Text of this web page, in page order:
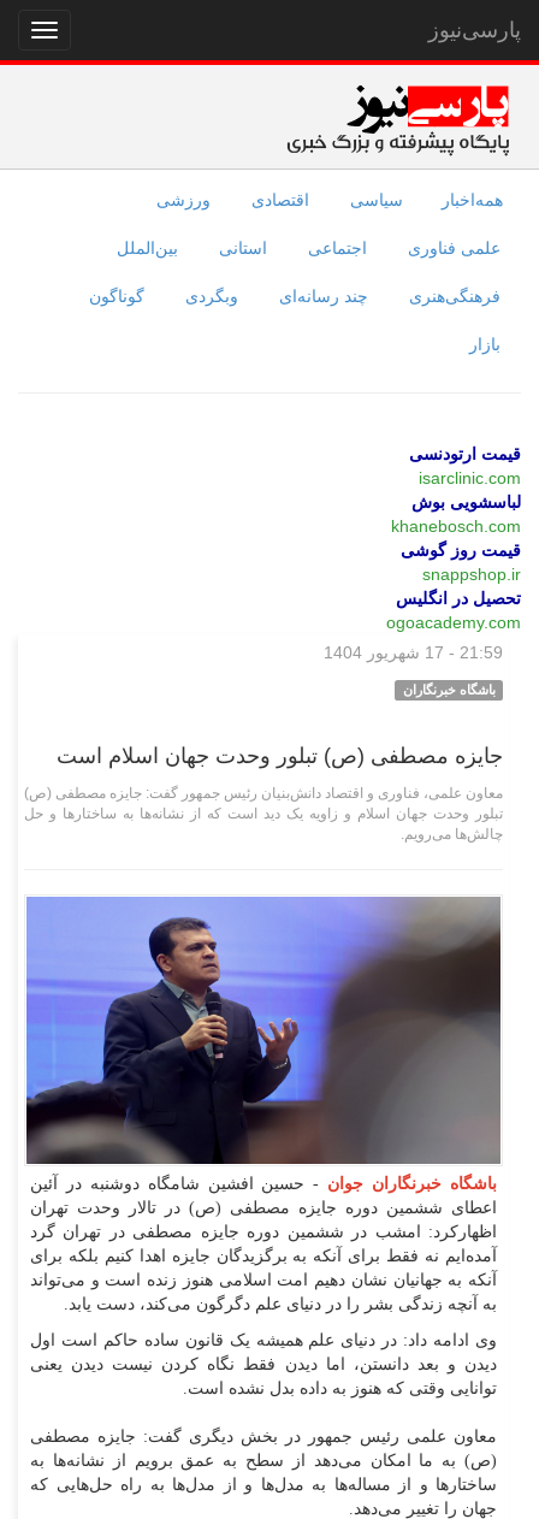
نمایش
منو
پارسی‌نیوز
همه‌اخبار سیاسی اقتصادی ورزشی
علمی فناوری اجتماعی استانی بین‌الملل
فرهنگی‌هنری چند رسانه‌ای وبگردی گوناگون
بازار
قیمت ارتودنسی
isarclinic.com
لباسشویی بوش
khanebosch.com
قیمت روز گوشی
snappshop.ir
تحصیل در انگلیس
ogoacademy.com
21:59 - 17 شهریور 1404
باشگاه خبرنگاران
جایزه مصطفی (ص) تبلور وحدت جهان اسلام است
معاون علمی، فناوری و اقتصاد دانش‌بنیان رئیس جمهور گفت: جایزه مصطفی (ص)
تبلور وحدت جهان اسلام و زاویه یک دید است که از نشانه‌ها به ساختار‌ها و حل
چالش‌ها می‌رویم.
باشگاه خبرنگاران جوان - حسین افشین شامگاه دوشنبه در آئین
اعطای ششمین دوره جایزه مصطفی (ص) در تالار وحدت تهران
اظهارکرد: امشب در ششمین دوره جایزه مصطفی در تهران گرد
آمده‌ایم نه فقط برای آنکه به برگزیدگان جایزه اهدا کنیم بلکه برای
آنکه به جهانیان نشان دهیم امت اسلامی هنوز زنده است و می‌تواند
به آنچه زندگی بشر را در دنیای علم دگرگون می‌کند، دست یابد.
وی ادامه داد: در دنیای علم همیشه یک قانون ساده حاکم است اول
دیدن و بعد دانستن، اما دیدن فقط نگاه کردن نیست دیدن یعنی
توانایی وقتی که هنوز به داده بدل نشده است.
معاون علمی رئیس جمهور در بخش دیگری گفت: جایزه مصطفی
(ص) به ما امکان می‌دهد از سطح به عمق برویم از نشانه‌ها به
ساختار‌ها و از مساله‌ها به مدل‌ها و از مدل‌ها به راه حل‌هایی که
جهان را تغییر می‌دهد.